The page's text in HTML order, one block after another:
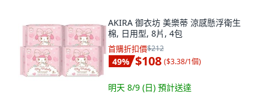
AKIRA 御衣坊 美樂蒂 涼感懸浮衛生
棉, 日用型, 8片, 4包
首購折扣價$212
49% $108 ($3.38/1個)
明天 8/9 (日) 預計送達